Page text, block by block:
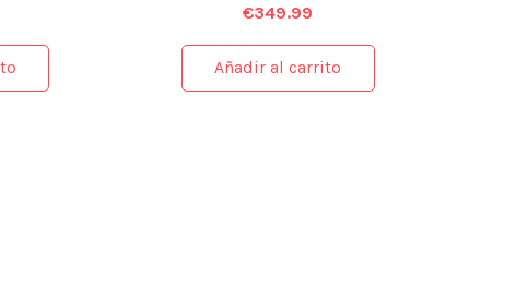
€349.99
Añadir al carrito